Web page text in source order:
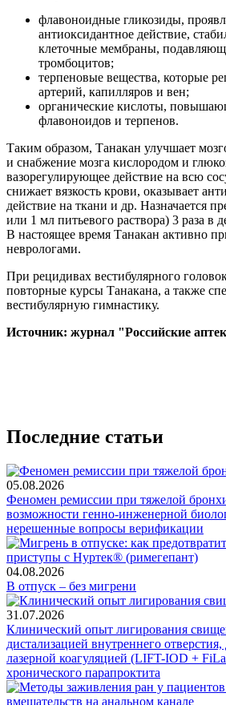
флавоноидные гликозиды,
антиоксидантное действие,
клеточные мембраны,
тромбоцитов;
терпеновые вещества, которые
артерий, капилляров и вен;
органические кислоты,
флавоноидов и терпенов.
Таким образом, Танакан улучшает
и снабжение мозга кислородом и
вазорегулирующее действие на всю
снижает вязкость крови, оказывает
действие на ткани и др. Назначается
или 1 мл питьевого раствора) 3 раза в
В настоящее время Танакан активно
неврологами.
При рецидивах вестибулярного
повторные курсы Танакана, а также
вестибулярную гимнастику.
Источник: журнал "Российские
Последние статьи
05.08.2026
Феномен ремиссии при тяжелой
возможности генно-инженерной
нерешенные вопросы верификации
04.08.2026
В отпуск – без мигрени
31.07.2026
Клинический опыт лигирования
дистализацией внутреннего
лазерной коагуляцией (LIFT-IOD +
хронического парапроктита